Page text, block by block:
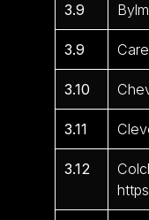
3.9
3.9
3.10
3.11
3.12